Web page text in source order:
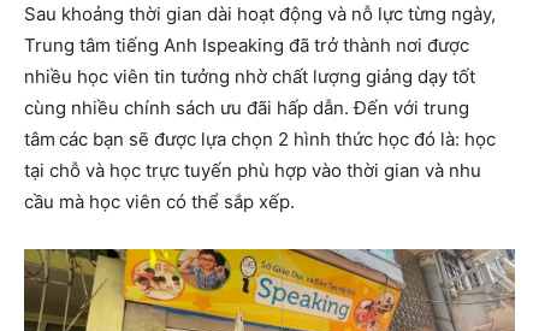
Sau khoảng thời gian dài hoạt động và nỗ lực từng ngày,
Trung tâm tiếng Anh Ispeaking đã trở thành nơi được
nhiều học viên tin tưởng nhờ chất lượng giảng dạy tốt
cùng nhiều chính sách ưu đãi hấp dẫn. Đến với trung
tâm các bạn sẽ được lựa chọn 2 hình thức học đó là: học
tại chỗ và học trực tuyến phù hợp vào thời gian và nhu
cầu mà học viên có thể sắp xếp.